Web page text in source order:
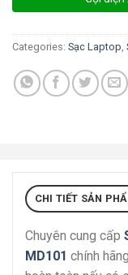
Categories: Sạc Laptop
CHI TIẾT SẢN
Chuyên cung cấp
MD101 chính